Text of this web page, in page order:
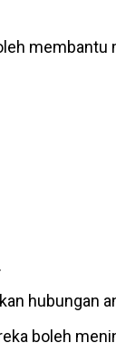
hubungan
boleh